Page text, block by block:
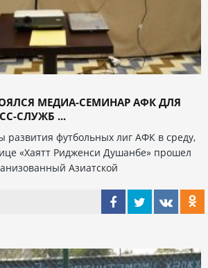
МЕДИА-СЕМИНАР АФК ДЛЯ
СЛУЖБ ...
развития футбольных лиг АФК в среду,
«Хаятт Ридженси Душанбе» прошел
Азиатской